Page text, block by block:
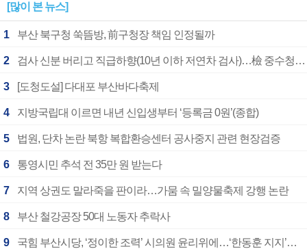
[많이 본 뉴스]
1 부산 북구청 쑥뜸방, 前구청장 책임 인정될까
2 검사 신분 버리고 직급하향(10년 이하 저연차 검사)…檢 중수청행 기피
3 [도청도설] 다대포 부산바다축제
4 지방국립대 이르면 내년 신입생부터 ‘등록금 0원’(종합)
5 법원, 단차 논란 북항 복합환승센터 공사중지 관련 현장검증
6 통영시민 추석 전 35만 원 받는다
7 지역 상권도 말라죽을 판이라…가뭄 속 밀양물축제 강행 논란
8 부산 철강공장 50대 노동자 추락사
9 국힘 부산시당, ‘정이한 조력’ 시의원 윤리위에…‘한동훈 지지’도 신고접수